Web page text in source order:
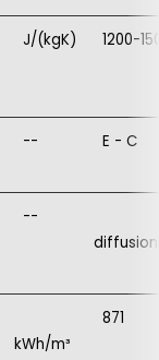
J/(kgK) 1200-
-- E - C
--
kWh/m³
871